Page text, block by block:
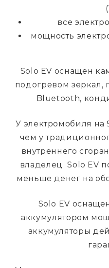
все
мощность
Solo EV оснащен
подогревом зеркал,
Bluetooth,
У электромобиля на
чем у
внутреннего
владелец Solo EV
меньше денег на
Solo EV
аккумулятором
аккумуляторы